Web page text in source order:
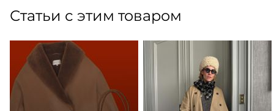
Статьи с этим товаром